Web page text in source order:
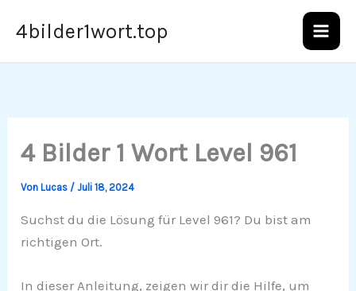
Inhalt
4bilder1wort.top
4 Bilder 1 Wort Level 961
VonLucas /Juli 18, 2024
Suchst du die Lösung für Level 961? Du bist am
richtigen Ort.
In dieser Anleitung, zeigen wir dir die Hilfe, um